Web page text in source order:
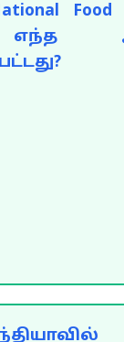
Food
எந்த